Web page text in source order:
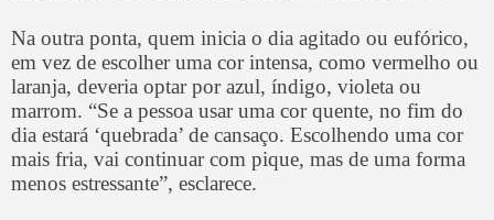
Na outra ponta, quem inicia o dia agitado ou eufórico,
em vez de escolher uma cor intensa, como vermelho ou
laranja, deveria optar por azul, índigo, violeta ou
marrom. “Se a pessoa usar uma cor quente, no fim do
dia estará ‘quebrada’ de cansaço. Escolhendo uma cor
mais fria, vai continuar com pique, mas de uma forma
menos estressante”, esclarece.